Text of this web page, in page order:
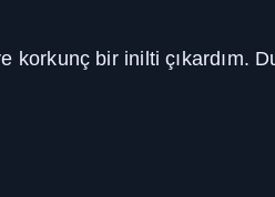
korkunç bir inilti çıkardım.